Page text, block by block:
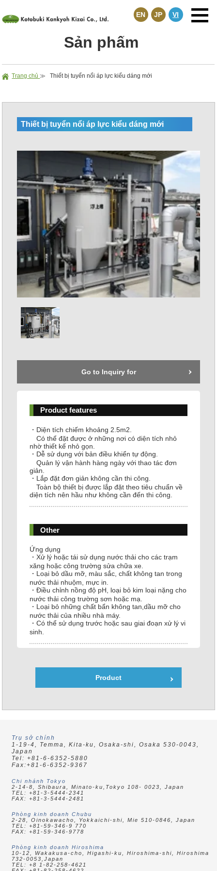
VI
JP
EN
Sản phẩm
Trang chủ≫ Thiết bị tuyển nổi áp lực kiểu dáng mới
Thiết bị tuyển nổi áp lực kiểu dáng mới
Go to Inquiry for
Product features
・Diện tích chiếm khoảng 2.5m2.
Có thể đặt được ở những nơi có diện tích nhỏ
nhờ thiết kế nhỏ gọn.
・Dễ sử dụng với bản điều khiển tự động.
Quản lý vận hành hàng ngày với thao tác đơn
giản.
・Lắp đặt đơn giản không cần thi công.
Toàn bộ thiết bị được lắp đặt theo tiêu chuẩn về
diện tích nên hầu như không cần đến thi công.
Other
Ứng dụng
・Xử lý hoặc tái sử dụng nước thải cho các trạm
xăng hoặc công trường sửa chữa xe.
・Loại bỏ dầu mỡ, màu sắc, chất không tan trong
nước thải nhuộm, mực in.
・Điều chỉnh nồng độ pH, loại bỏ kim loại nặng cho
nước thải công trường sơn hoặc mạ.
・Loại bỏ những chất bẩn không tan,dầu mỡ cho
nước thải của nhiều nhà máy.
・Có thể sử dụng trước hoặc sau giai đoạn xử lý vi
sinh.
Product
Trụ sở chính
1-19-4, Temma, Kita-ku, Osaka-shi, Osaka 530-0043,
Japan
Tel: +81-6-6352-5880
Fax:+81-6-6352-9367
Chi nhánh Tokyo
2-14-8, Shibaura,
Minato-ku,Tokyo
108- 0023, Japan
TEL: +81-3-5444-2341
FAX: +81-3-5444-2481
Phòng kinh doanh Chubu
2-28, Oinokawacho,
Yokkaichi-shi, Mie 510-0846, Japan
TEL: +81-59-346-9 770
FAX: +81-59-346-9778
Phòng kinh doanh Hiroshima
10-12, Wakakusa-cho,
Higashi-ku, Hiroshima-shi,
Hiroshima
732-0053,Japan
TEL: +8 1-82-258-4621